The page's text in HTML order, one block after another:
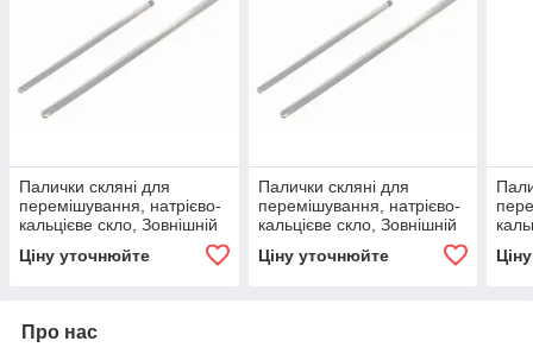
Палички скляні для
перемішування, натрієво-
кальцієве скло, Зовнішній
200 мм, ,
Ціну уточнюйте
Палички скляні для
перемішування, натрієво-
кальцієве скло, Зовнішній
150 мм ,
Ціну уточнюйте
200
Про нас